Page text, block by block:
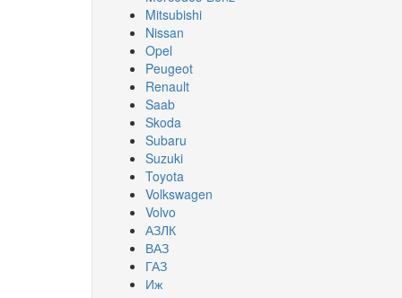
Mitsubishi
Nissan
Opel
Peugeot
Renault
Saab
Skoda
Subaru
Suzuki
Toyota
Volkswagen
Volvo
АЗЛК
ВАЗ
ГАЗ
Иж